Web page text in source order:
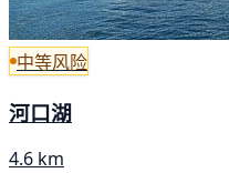
中等风险
河口湖
4.6 km